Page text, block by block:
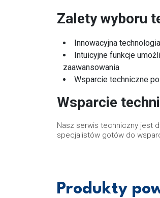
Zalety wyboru
Innowacyjna
Intuicyjne funkcje
zaawansowania
Wsparcie techniczne
Wsparcie
Nasz serwis techniczny jest
specjalistów gotów do
Produkty